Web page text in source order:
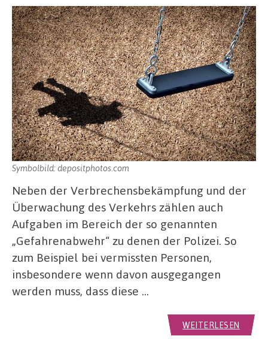
Symbolbild: depositphotos.com
Neben der Verbrechensbekämpfung und der
Überwachung des Verkehrs zählen auch
Aufgaben im Bereich der so genannten
„Gefahrenabwehr“ zu denen der Polizei. So
zum Beispiel bei vermissten Personen,
insbesondere wenn davon ausgegangen
werden muss, dass diese …
WEITERLESEN